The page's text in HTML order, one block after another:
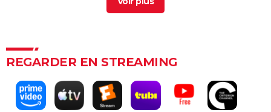
Fast and Furious 10 : séances, bande-annonce,
fans la préfèrent à l'original
Les 4 Fantastiques : le film est-il la renaissance
REGARDER EN STREAMING